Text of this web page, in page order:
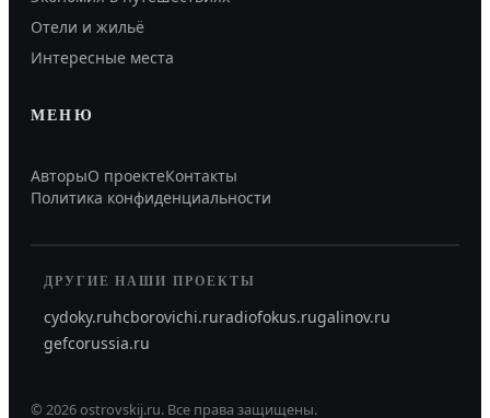
Отели и жильё
Интересные места
МЕНЮ
АвторыО проектеКонтакты
Политика конфиденциальности
ДРУГИЕ НАШИ ПРОЕКТЫ
cydoky.ruhcborovichi.ruradiofokus.rugalinov.ru
gefcorussia.ru
© 2026ostrovskij.ru. Все права защищены.